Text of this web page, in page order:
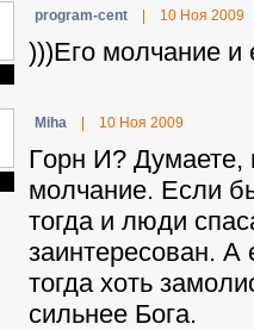
program-cent 10 Ноя 2009
)))Его молчание и
Miha 10 Ноя 2009
Гopн И? Думаете,
молчание. Если
тогда и люди
заинтересован. А
тогда хоть
сильнее Бога.